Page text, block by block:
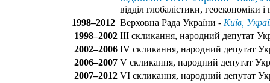
відділ глобалістики, геоекономіки і
1998–2012 Верховна Рада України - Київ,
1998–2002 III скликання, народний депутат
2002–2006 IV скликання, народний депутат
2006–2007 V скликання, народний депутат
2007–2012 VI скликання, народний депутат